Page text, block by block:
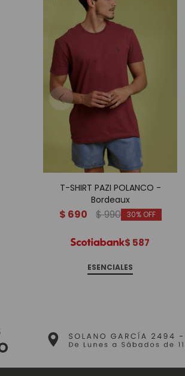
T-SHIRT PAZI POLANCO -
Bordeaux
$ 690 $990 30
$ 587
ESENCIALES